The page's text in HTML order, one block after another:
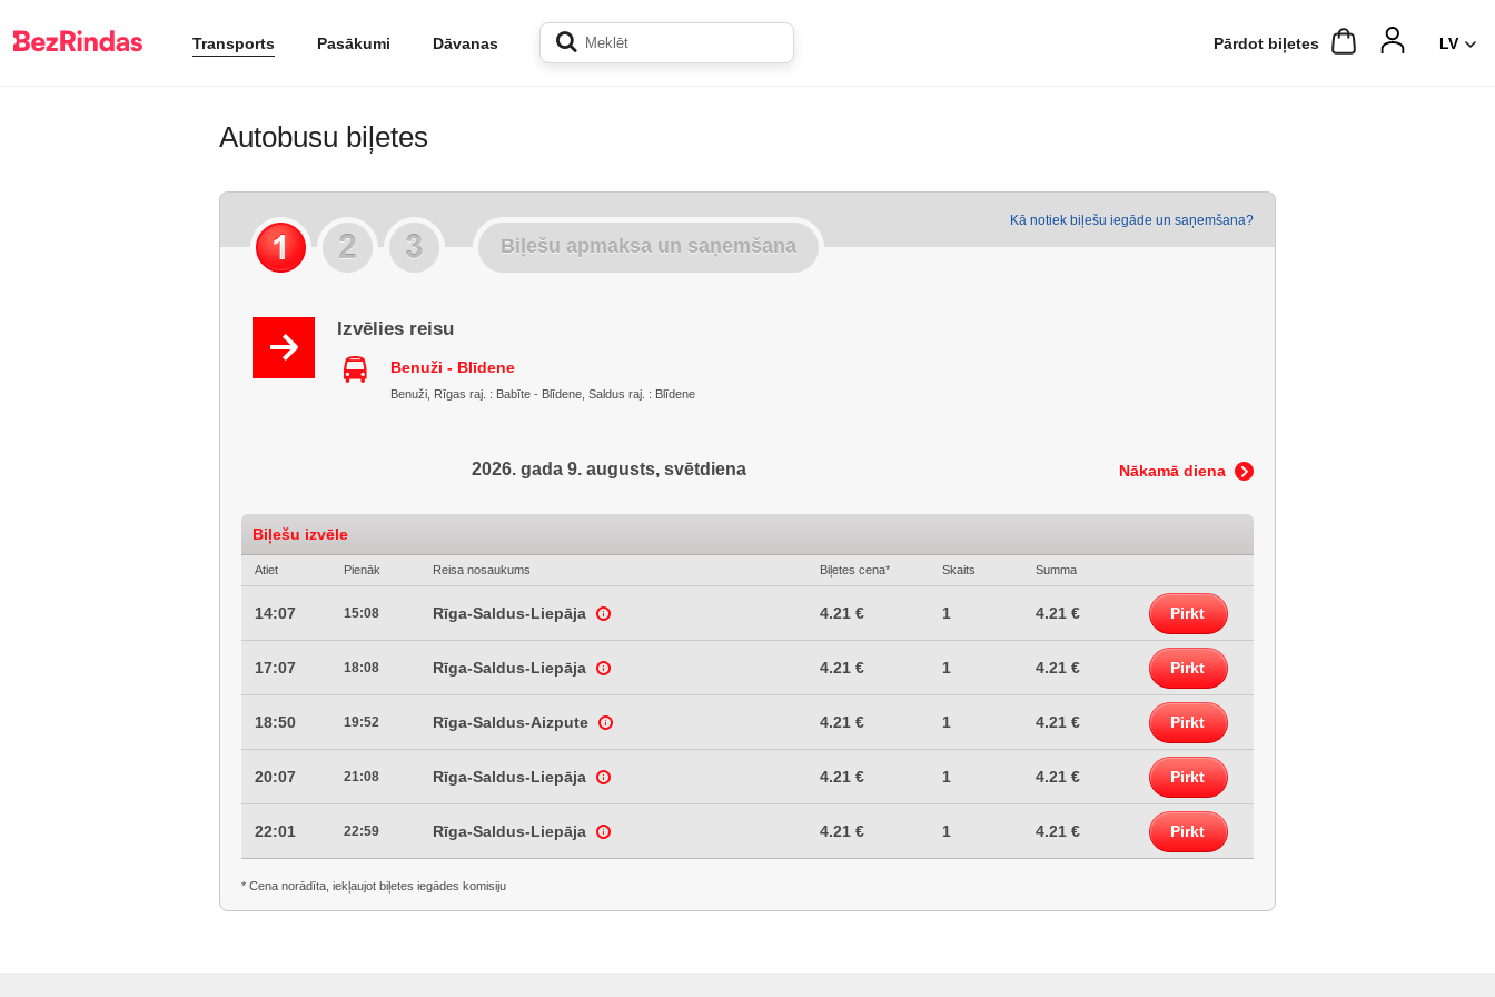
Transports Pasākumi Dāvanas Pārdot biļetes
Autobusu biļetes
Kā notiek biļešu iegāde un saņemšana?
Biļešu apmaksa un saņemšana
Izvēlies reisu
Benuži - Blīdene
Benuži, Rīgas raj. : Babīte - Blīdene, Saldus raj. : Blīdene
Nākamā diena
2026. gada 9. augusts, svētdiena
Biļešu izvēle
Atiet Pienāk Reisa nosaukums Biļetes cena* Skaits Summa
14:07 15:08 Rīga-Saldus-Liepāja 4.21 € 1 4.21 € Pirkt
17:07 18:08 Rīga-Saldus-Liepāja 4.21 € 1 4.21 € Pirkt
18:50 19:52 Rīga-Saldus-Aizpute 4.21 € 1 4.21 € Pirkt
20:07 21:08 Rīga-Saldus-Liepāja 4.21 € 1 4.21 € Pirkt
22:01 22:59 Rīga-Saldus-Liepāja 4.21 € 1 4.21 € Pirkt
* Cena norādīta, iekļaujot biļetes iegādes komisiju